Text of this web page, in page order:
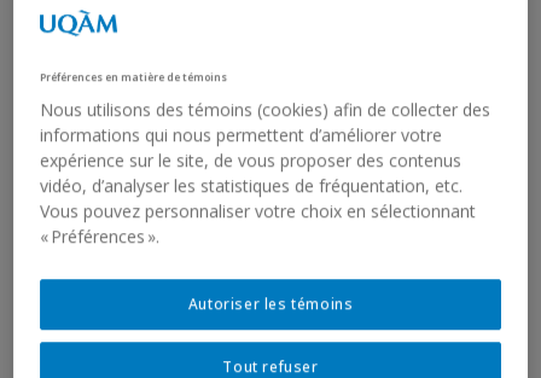
Préférences en matière de témoins
Nous utilisons des témoins (cookies) afin de collecter des
informations qui nous permettent d’améliorer votre
expérience sur le site, de vous proposer des contenus
vidéo, d’analyser les statistiques de fréquentation, etc.
Vous pouvez personnaliser votre choix en sélectionnant
« Préférences ».
Tout refuser
Autoriser les témoins